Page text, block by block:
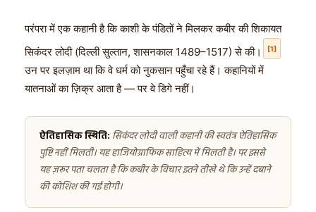
परंपरा में एक कहानी है कि काशी के पंडितों ने मिलकर कबीर की शिकायत
सिकंदर लोदी (दिल्ली सुल्तान, शासनकाल 1489–1517) से की।
[1]
उन पर इलज़ाम था कि वे धर्म को नुकसान पहुँचा रहे हैं। कहानियों में
यातनाओं का ज़िक्र आता है — पर वे डिगे नहीं।
ऐतिहासिक स्थिति: सिकंदर लोदी वाली कहानी की स्वतंत्र ऐतिहासिक
पुष्टि नहीं मिलती। यह हाजियोग्राफिक साहित्य में मिलती है। पर इससे
यह ज़रूर पता चलता है कि कबीर के विचार इतने तीखे थे कि उन्हें दबाने
की कोशिश की गई होगी।